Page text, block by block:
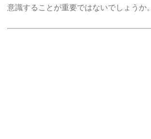
意識することが重要ではないでしょうか。